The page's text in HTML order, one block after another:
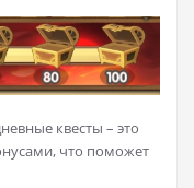
квесты – это
что поможет